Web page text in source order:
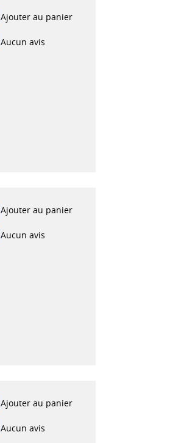
Ajouter au panier
Aucun avis
Ajouter au panier
Aucun avis
Ajouter au panier
Aucun avis